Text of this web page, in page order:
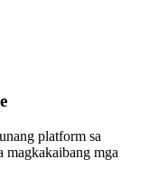
platform sa
magkakaibang mga